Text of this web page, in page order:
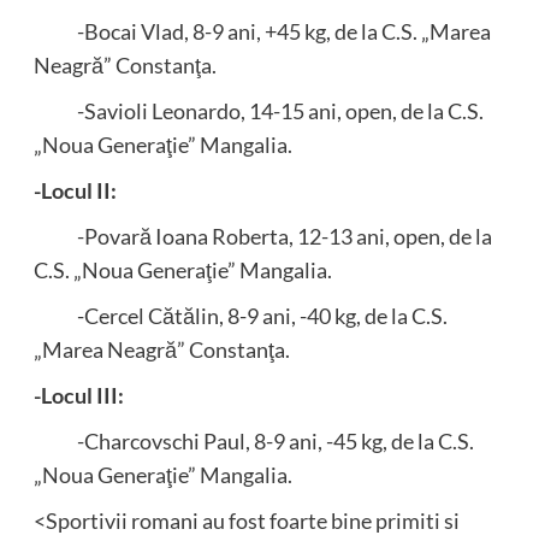
-Bocai Vlad, 8-9 ani, +45 kg, de la C.S. „Marea
Neagră” Constanţa.
-Savioli Leonardo, 14-15 ani, open, de la C.S.
„Noua Generaţie” Mangalia.
-Locul II:
-Povară Ioana Roberta, 12-13 ani, open, de la
C.S. „Noua Generaţie” Mangalia.
-Cercel Cătălin, 8-9 ani, -40 kg, de la C.S.
„Marea Neagră” Constanţa.
-Locul III:
-Charcovschi Paul, 8-9 ani, -45 kg, de la C.S.
„Noua Generaţie” Mangalia.
<Sportivii romani au fost foarte bine primiti si